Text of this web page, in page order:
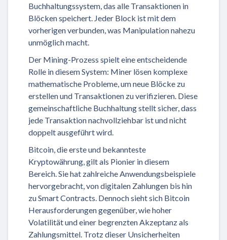
Buchhaltungssystem, das alle Transaktionen in
Blöcken speichert. Jeder Block ist mit dem
vorherigen verbunden, was Manipulation nahezu
unmöglich macht.
Der Mining-Prozess spielt eine entscheidende
Rolle in diesem System: Miner lösen komplexe
mathematische Probleme, um neue Blöcke zu
erstellen und Transaktionen zu verifizieren. Diese
gemeinschaftliche Buchhaltung stellt sicher, dass
jede Transaktion nachvollziehbar ist und nicht
doppelt ausgeführt wird.
Bitcoin, die erste und bekannteste
Kryptowährung, gilt als Pionier in diesem
Bereich. Sie hat zahlreiche Anwendungsbeispiele
hervorgebracht, von digitalen Zahlungen bis hin
zu Smart Contracts. Dennoch sieht sich Bitcoin
Herausforderungen gegenüber, wie hoher
Volatilität und einer begrenzten Akzeptanz als
Zahlungsmittel. Trotz dieser Unsicherheiten